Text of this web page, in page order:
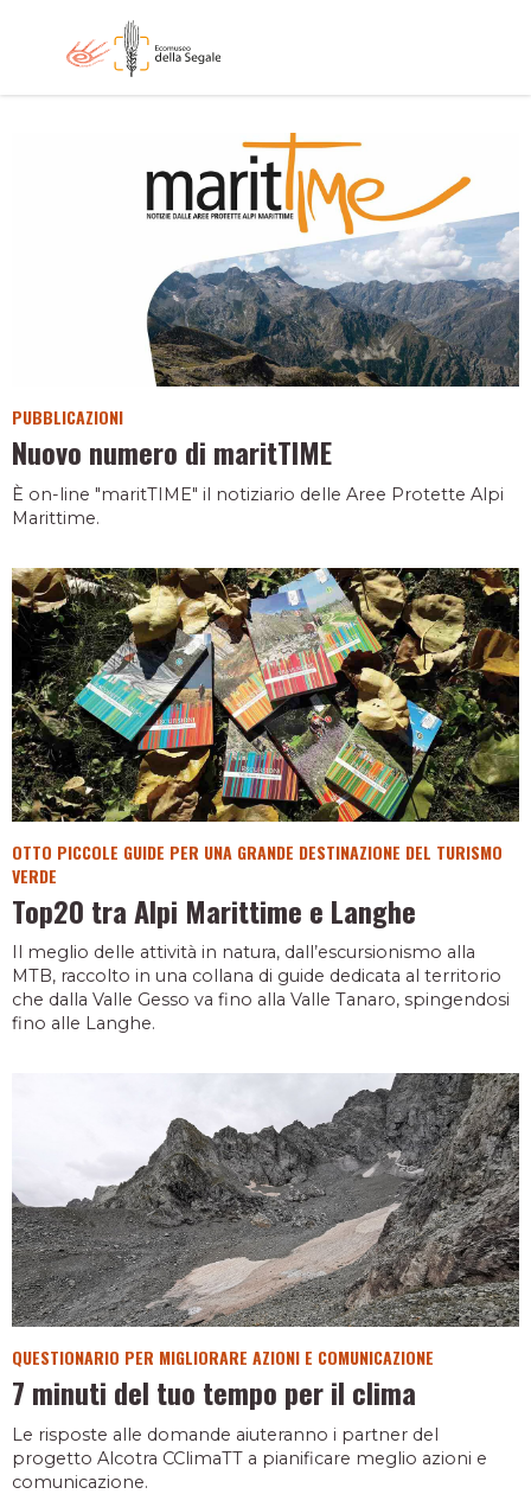
PUBBLICAZIONI
Nuovo numero di maritTIME
È on-line "maritTIME" il notiziario delle Aree Protette Alpi
Marittime.
OTTO PICCOLE GUIDE PER UNA GRANDE DESTINAZIONE DEL TURISMO
VERDE
Top20 tra Alpi Marittime e Langhe
Il meglio delle attività in natura, dall’escursionismo alla
MTB, raccolto in una collana di guide dedicata al territorio
che dalla Valle Gesso va fino alla Valle Tanaro, spingendosi
fino alle Langhe.
QUESTIONARIO PER MIGLIORARE AZIONI E COMUNICAZIONE
7 minuti del tuo tempo per il clima
Le risposte alle domande aiuteranno i partner del
progetto Alcotra CClimaTT a pianificare meglio azioni e
comunicazione.